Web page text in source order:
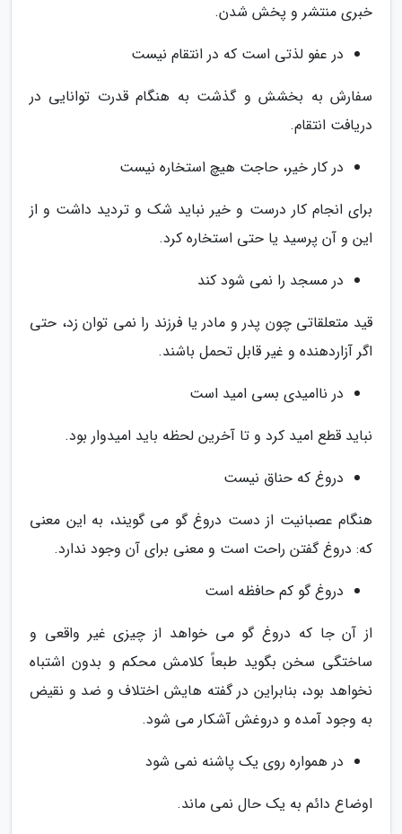
خبری منتشر و پخش شدن.
در عفو لذتی است که در انتقام نیست
سفارش به بخشش و گذشت به هنگام قدرت توانایی در
دریافت انتقام.
در کار خیر، حاجت هیچ استخاره نیست
برای انجام کار درست و خیر نباید شک و تردید داشت و از
این و آن پرسید یا حتی استخاره کرد.
در مسجد را نمی شود کند
قید متعلقاتی چون پدر و مادر یا فرزند را نمی توان زد، حتی
اگر آزاردهنده و غیر قابل تحمل باشند.
در ناامیدی بسی امید است
نباید قطع امید کرد و تا آخرین لحظه باید امیدوار بود.
دروغ که حناق نیست
هنگام عصبانیت از دست دروغ گو می گویند، به این معنی
که: دروغ گفتن راحت است و معنی برای آن وجود ندارد.
دروغ گو کم حافظه است
از آن جا که دروغ گو می خواهد از چیزی غیر واقعی و
ساختگی سخن بگوید طبعاً کلامش محکم و بدون اشتباه
نخواهد بود، بنابراین در گفته هایش اختلاف و ضد و نقیض
به وجود آمده و دروغش آشکار می شود.
در همواره روی یک پاشنه نمی شود
اوضاع دائم به یک حال نمی ماند.